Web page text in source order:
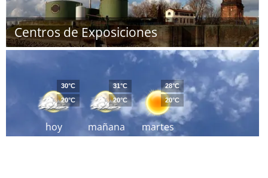
Centros de Exposiciones
hoy
30°C
20°C
mañana
31°C
20°C
martes
28°C
20°C